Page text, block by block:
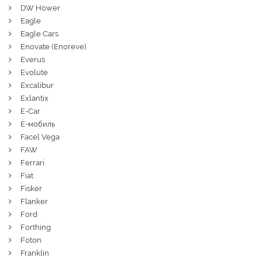
DW Hower
Eagle
Eagle Cars
Enovate (Enoreve)
Everus
Evolute
Excalibur
Exlantix
E-Car
Ё-мобиль
Facel Vega
FAW
Ferrari
Fiat
Fisker
Flanker
Ford
Forthing
Foton
Franklin